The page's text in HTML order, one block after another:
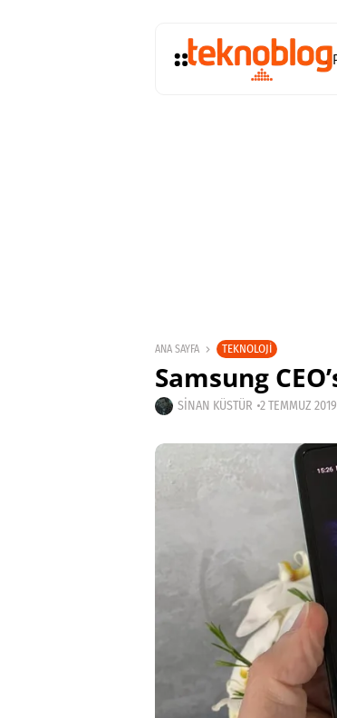
ANA SAYFA TEKNOLOJI
Samsung
SINAN KÜSTÜR 2 TEMMUZ